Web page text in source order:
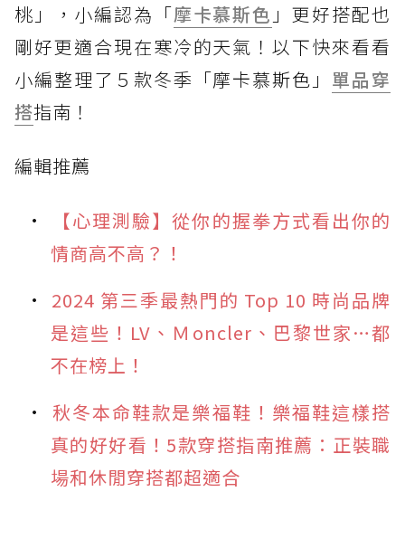
桃」，小編認為「摩卡慕斯色 」更好搭配也
剛好更適合現在寒冷的天氣！以下快來看看
小編整理了５款冬季「摩卡慕斯色」 單品穿
搭指南！
編輯推薦
【心理測驗】從你的握拳方式看出你的
情商高不高？！
2024 第三季最熱門的 Top 10 時尚品牌
是這些！LV、Ｍoncler、巴黎世家…都
不在榜上！
秋冬本命鞋款是樂福鞋！樂福鞋這樣搭
真的好好看！5款穿搭指南推薦：正裝職
場和休閒穿搭都超適合